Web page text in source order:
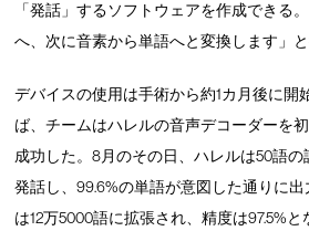
「発話」するソフトウェアを作成できる
へ、次に音素から単語へと変換します」と
デバイスの使用は手術から約1カ月後に開
ば、チームはハレルの音声デコーダーを
成功した。8月のその日、ハレルは50語
発話し、99.6%の単語が意図した通りに
は12万5000語に拡張され、精度は97.5%と